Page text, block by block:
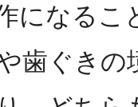
になるこ
歯ぐきの